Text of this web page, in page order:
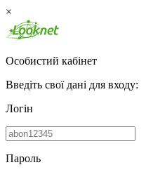
×
Особистий кабінет
Введіть свої дані для входу:
Логін
Пароль